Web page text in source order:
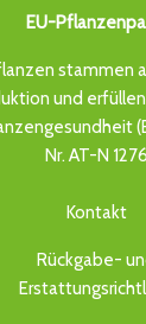
EU-
stammen
und
Nr. AT-N 1276
Kontakt
Rückgabe-